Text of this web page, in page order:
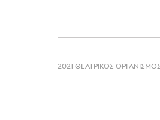
2021 ΘΕΑΤΡΙΚΟΣ